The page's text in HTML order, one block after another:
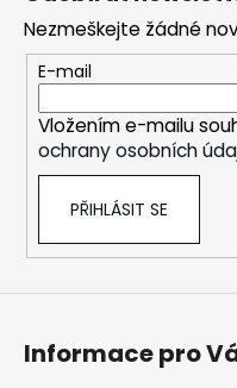
a
j
?
Nezmeškejte žádné
E-mail
Vložením e-mailu
ochrany osobních
PŘIHLÁSIT SE
Informace pro